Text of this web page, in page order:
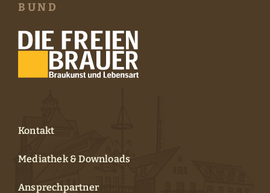
BUND
Kontakt
Mediathek & Downloads
Ansprechpartner